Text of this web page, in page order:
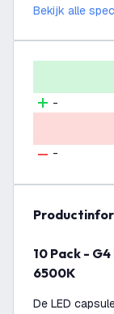
Bekijk alle
-
-
10 Pack - G4 LED Lamp - 1.3 Watt - 120 Lumen -
6500K
De LED